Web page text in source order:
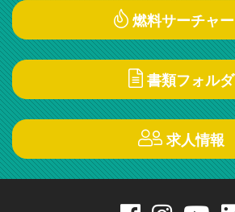
燃料サーチャ
書類フォルダ
求人情報